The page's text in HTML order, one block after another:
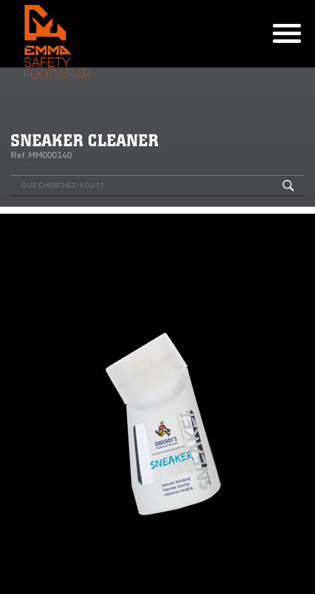
SNEAKER CLEANER
Ref.MM000140